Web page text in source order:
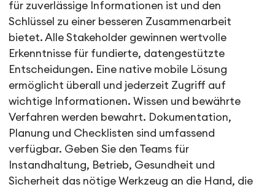
für zuverlässige Informationen ist und den
Schlüssel zu einer besseren Zusammenarbeit
bietet. Alle Stakeholder gewinnen wertvolle
Erkenntnisse für fundierte, datengestützte
Entscheidungen. Eine native mobile Lösung
ermöglicht überall und jederzeit Zugriff auf
wichtige Informationen. Wissen und bewährte
Verfahren werden bewahrt. Dokumentation,
Planung und Checklisten sind umfassend
verfügbar. Geben Sie den Teams für
Instandhaltung, Betrieb, Gesundheit und
Sicherheit das nötige Werkzeug an die Hand, die